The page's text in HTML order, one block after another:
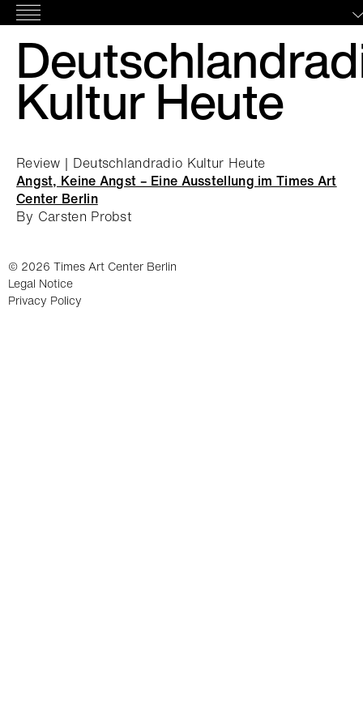
Skip
to
content
Kultur Heute
Review | Deutschlandradio Kultur Heute
Angst, Keine Angst – Eine Ausstellung im Times Art
Center Berlin
By Carsten Probst
© 2026 Times Art Center Berlin
Legal Notice
Privacy Policy